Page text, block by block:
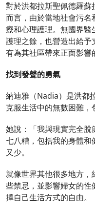
對於洪都拉斯聖佩德羅
而言，由於當地社會污
療和心理護理。無國界
護理之餘，也營造出給予
有為其社區帶來正面影響
找到發聲的勇氣
納迪雅（Nadia）是洪都
克服生活中的無數困難，
她說：「我與現實完全
七八糟，包括我的身體和
又少。
就像世界其他很多地方
些禁忌，並影響婦女的
擇自己生活方式的自由。